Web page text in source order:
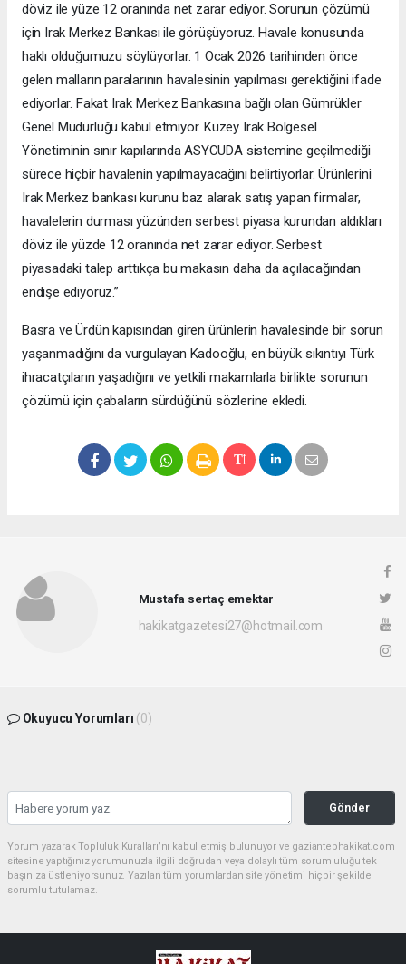
döviz ile yüze 12 oranında net zarar ediyor. Sorunun çözümü
için Irak Merkez Bankası ile görüşüyoruz. Havale konusunda
haklı olduğumuzu söylüyorlar. 1 Ocak 2026 tarihinden önce
gelen malların paralarının havalesinin yapılması gerektiğini ifade
ediyorlar. Fakat Irak Merkez Bankasına bağlı olan Gümrükler
Genel Müdürlüğü kabul etmiyor. Kuzey Irak Bölgesel
Yönetiminin sınır kapılarında ASYCUDA sistemine geçilmediği
sürece hiçbir havalenin yapılmayacağını belirtiyorlar. Ürünlerini
Irak Merkez bankası kurunu baz alarak satış yapan firmalar,
havalelerin durması yüzünden serbest piyasa kurundan aldıkları
döviz ile yüzde 12 oranında net zarar ediyor. Serbest
piyasadaki talep arttıkça bu makasın daha da açılacağından
endişe ediyoruz.”
Basra ve Ürdün kapısından giren ürünlerin havalesinde bir sorun
yaşanmadığını da vurgulayan Kadooğlu, en büyük sıkıntıyı Türk
ihracatçıların yaşadığını ve yetkili makamlarla birlikte sorunun
çözümü için çabaların sürdüğünü sözlerine ekledi.
Mustafa sertaç emektar
hakikatgazetesi27@hotmail.com
Okuyucu Yorumları (0)
Gönder
Yorum yazarak Topluluk Kuralları’nı kabul etmiş bulunuyor ve gaziantephakikat.com
sitesine yaptığınız yorumunuzla ilgili doğrudan veya dolaylı tüm sorumluluğu tek
başınıza üstleniyorsunuz. Yazılan tüm yorumlardan site yönetimi hiçbir şekilde
sorumlu tutulamaz.